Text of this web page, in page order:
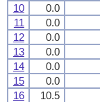
10
0.0
11
0.0
12
0.0
13
0.0
14
0.0
15
0.0
16
10.5
10
0.0
11
0.0
12
0.0
13
0.0
14
0.0
15
0.0
16
10.5
10
0.0
11
0.0
12
0.0
13
0.0
14
0.0
15
0.0
16
10.5
10
0.0
11
0.0
12
0.0
13
0.0
14
0.0
15
0.0
16
10.5